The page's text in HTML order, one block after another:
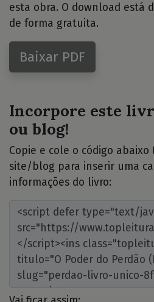
esta obra. O download está
de forma gratuita.
Baixar PDF
Incorpore este
ou blog!
Copie e cole o código abaixo
site/blog para inserir uma
informações do livro: